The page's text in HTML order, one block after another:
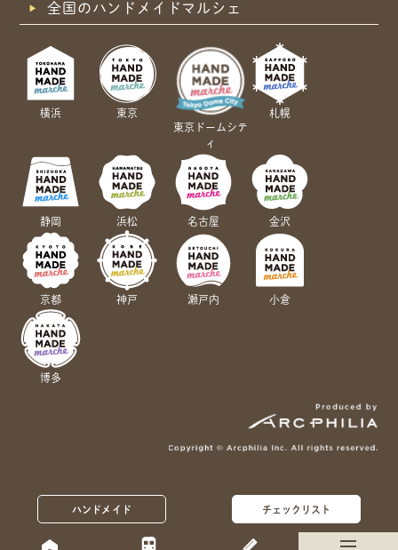
ハンドメイド チェックリスト
全国のハンドメイドマルシェ
横浜
東京
東京ドームシテ
ィ
札幌
静岡 浜松 名古屋 金沢
京都 神戸 瀬戸内 小倉
博多